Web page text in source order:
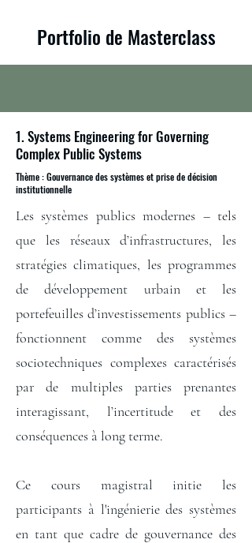
Portfolio de Masterclass
1. Systems Engineering for Governing
Complex Public Systems
Thème : Gouvernance des systèmes et prise de décision
institutionnelle
Les systèmes publics modernes – tels
que les réseaux d’infrastructures, les
stratégies climatiques, les programmes
de développement urbain et les
portefeuilles d’investissements publics –
fonctionnent comme des systèmes
sociotechniques complexes caractérisés
par de multiples parties prenantes
interagissant, l’incertitude et des
conséquences à long terme.
Ce cours magistral initie les
participants à l'ingénierie des systèmes
en tant que cadre de gouvernance des